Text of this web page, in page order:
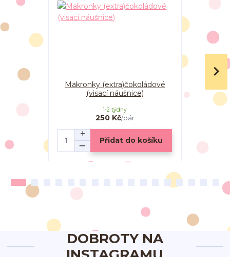
Makronky (extra)čokoládové
(visací náušnice)
250 Kč/pár
1-2 týdny
Přidat do košíku
DOBROTY NA